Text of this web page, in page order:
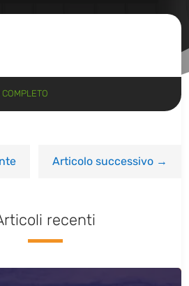
Articolo successivo→
recenti